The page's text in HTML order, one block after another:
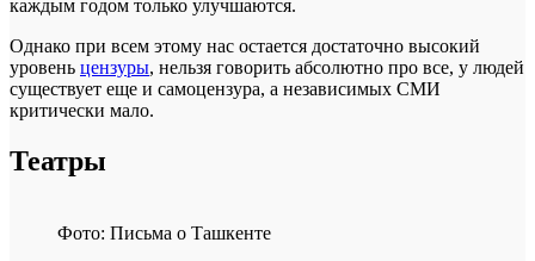
каждым годом только улучшаются.
Однако при всем этому нас остается достаточно высокий
уровень цензуры, нельзя говорить абсолютно про все, у людей
существует еще и самоцензура, а независимых СМИ
критически мало.
Театры
Фото: Письма о Ташкенте